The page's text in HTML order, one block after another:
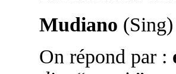
Mudiano (Sing)
On répond par :